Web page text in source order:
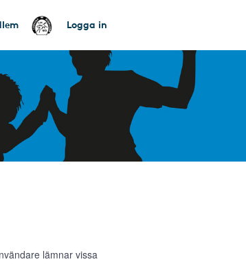
Logga in
lämnar vissa